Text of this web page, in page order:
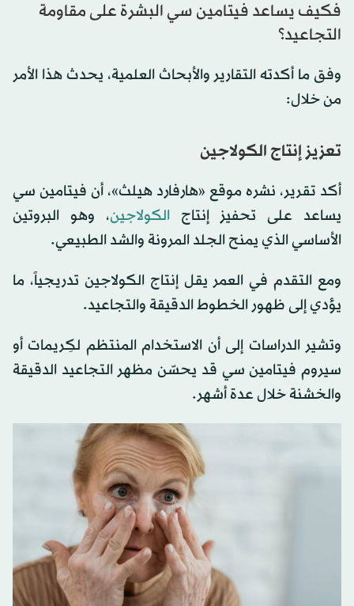
فكيف يساعد فيتامين سي البشرة على مقاومة
التجاعيد؟
وفق ما أكدته التقارير والأبحاث العلمية، يحدث هذا الأمر
من خلال:
تعزيز إنتاج الكولاجين
أكد تقرير، نشره موقع «هارفارد هيلث»، أن فيتامين سي
يساعد على تحفيز إنتاج الكولاجين، وهو البروتين
الأساسي الذي يمنح الجلد المرونة والشد الطبيعي.
ومع التقدم في العمر يقل إنتاج الكولاجين تدريجياً، ما
يؤدي إلى ظهور الخطوط الدقيقة والتجاعيد.
وتشير الدراسات إلى أن الاستخدام المنتظم لكِريمات أو
سيروم فيتامين سي قد يحسّن مظهر التجاعيد الدقيقة
والخشنة خلال عدة أشهر.